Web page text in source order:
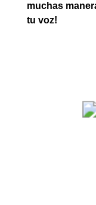
muchas
tu voz!